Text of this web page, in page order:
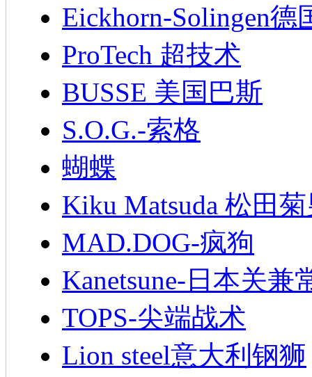
Eickhorn-Solingen德
ProTech 超技术
BUSSE 美国巴斯
S.O.G.-索格
蝴蝶
Kiku Matsuda 松田
MAD.DOG-疯狗
Kanetsune-日本关兼
TOPS-尖端战术
Lion steel意大利钢狮